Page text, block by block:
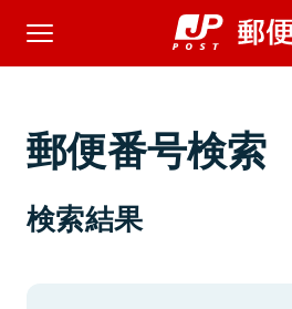
郵便番号検索
検索結果